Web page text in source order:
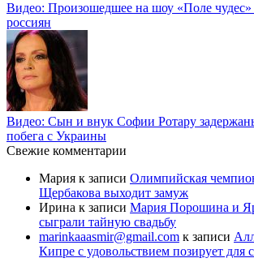
Видео: Произошедшее на шоу «Поле
россиян
Видео: Сын и внук Софии Ротару
побега с Украины
Свежие комментарии
Мария к записи Олимпийская
Щербакова выходит замуж
Ирина к записи Мария Порошина и
сыграли тайную свадьбу
marinkaaasmir@gmail.com к записи
Кипре с удовольствием позирует для